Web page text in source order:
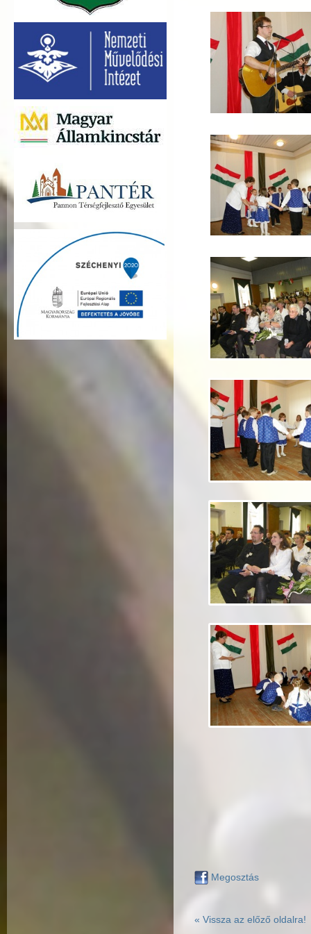
Megosztás
« Vissza az előző oldalra!